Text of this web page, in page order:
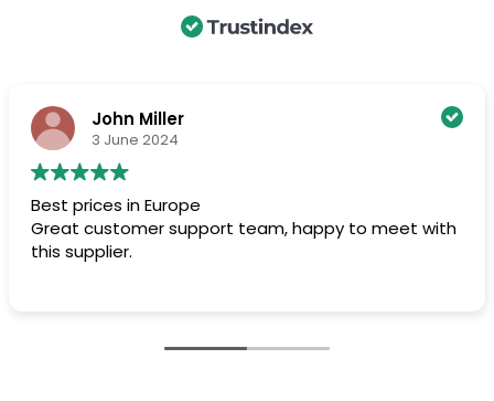
John Miller
3 June 2024
Best prices in Europe
Great customer support team, happy to meet with
this supplier.